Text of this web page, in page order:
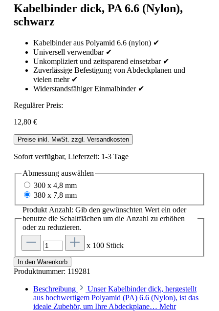
Kabelbinder dick, PA 6.6 (Nylon),
schwarz
Kabelbinder aus Polyamid 6.6 (nylon) ✔
Universell verwendbar ✔
Unkompliziert und zeitsparend einsetzbar ✔
Zuverlässige Befestigung von Abdeckplanen und
vielen mehr ✔
Widerstandsfähiger Einmalbinder ✔
Regulärer Preis:
12,80 €
Preise inkl. MwSt. zzgl. Versandkosten
Sofort verfügbar, Lieferzeit: 1-3 Tage
Abmessung auswählen
300 x 4,8 mm
380 x 7,8 mm
Produkt Anzahl: Gib den gewünschten Wert ein oder
benutze die Schaltflächen um die Anzahl zu erhöhen
oder zu reduzieren.
x 100 Stück
In den Warenkorb
Produktnummer: 119281
Beschreibung
Unser Kabelbinder dick, hergestellt
aus hochwertigem Polyamid (PA) 6.6 (Nylon), ist das
ideale Zubehör, um Ihre Abdeckplane… Mehr